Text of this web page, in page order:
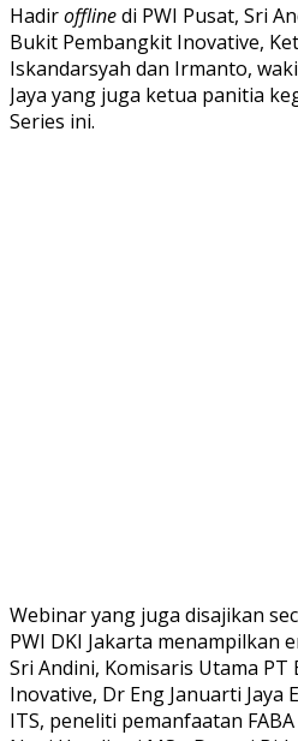
Hadirofflinedi PWI Pusat, Sri
Bukit Pembangkit Inovative,
Iskandarsyah dan Irmanto,
Jaya yang juga ketua panitia
Series ini.
Webinar yang juga disajikan
PWI DKI Jakarta menampilkan
Sri Andini, Komisaris Utama
Inovative, Dr Eng Januarti Jaya
ITS, peneliti pemanfaatan